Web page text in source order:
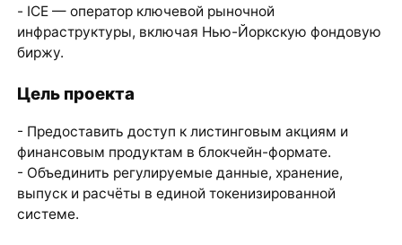
- ICE — оператор ключевой рыночной
инфраструктуры, включая Нью-Йоркскую фондовую
биржу.
Цель проекта
- Предоставить доступ к листинговым акциям и
финансовым продуктам в блокчейн-формате.
- Объединить регулируемые данные, хранение,
выпуск и расчёты в единой токенизированной
системе.